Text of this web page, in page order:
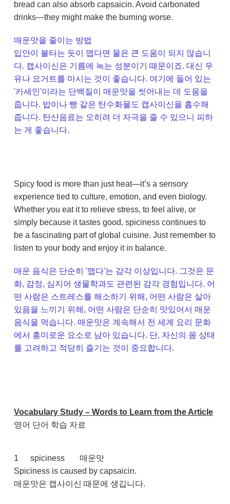
bread can also absorb capsaicin. Avoid carbonated
drinks—they might make the burning worse.
매운맛을 줄이는 방법
입안이 불타는 듯이 맵다면 물은 큰 도움이 되지 않습니
다. 캡사이신은 기름에 녹는 성분이기 때문이죠. 대신 우
유나 요거트를 마시는 것이 좋습니다. 여기에 들어 있는
'카세인'이라는 단백질이 매운맛을 씻어내는 데 도움을
줍니다. 밥이나 빵 같은 탄수화물도 캡사이신을 흡수해
줍니다. 탄산음료는 오히려 더 자극을 줄 수 있으니 피하
는 게 좋습니다.
Spicy food is more than just heat—it’s a sensory
experience tied to culture, emotion, and even biology.
Whether you eat it to relieve stress, to feel alive, or
simply because it tastes good, spiciness continues to
be a fascinating part of global cuisine. Just remember to
listen to your body and enjoy it in balance.
매운 음식은 단순히 '맵다'는 감각 이상입니다. 그것은 문
화, 감정, 심지어 생물학과도 관련된 감각 경험입니다. 어
떤 사람은 스트레스를 해소하기 위해, 어떤 사람은 살아
있음을 느끼기 위해, 어떤 사람은 단순히 맛있어서 매운
음식을 먹습니다. 매운맛은 계속해서 전 세계 요리 문화
에서 흥미로운 요소로 남아 있습니다. 단, 자신의 몸 상태
를 고려하고 적당히 즐기는 것이 중요합니다.
Vocabulary Study – Words to Learn from the Article
영어 단어 학습 자료
1 spiciness
매운맛
Spiciness is caused by capsaicin.
매운맛은 캡사이신 때문에 생깁니다.